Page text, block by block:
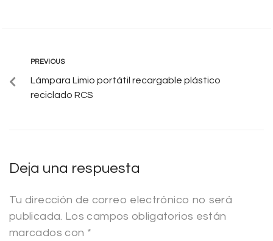
PREVIOUS
Lámpara Limio portátil recargable plástico
reciclado RCS
Deja una respuesta
Tu dirección de correo electrónico no será
publicada. Los campos obligatorios están
marcados con *